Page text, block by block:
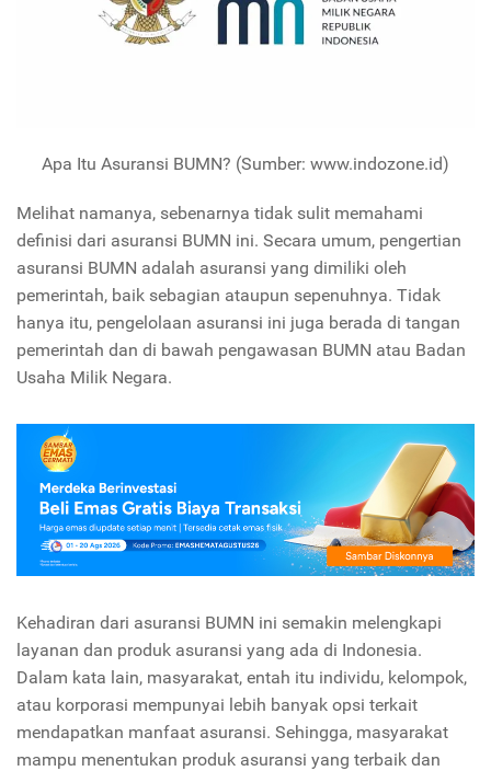
Apa Itu Asuransi BUMN? (Sumber: www.indozone.id)
Melihat namanya, sebenarnya tidak sulit memahami
definisi dari asuransi BUMN ini. Secara umum, pengertian
asuransi BUMN adalah asuransi yang dimiliki oleh
pemerintah, baik sebagian ataupun sepenuhnya. Tidak
hanya itu, pengelolaan asuransi ini juga berada di tangan
pemerintah dan di bawah pengawasan BUMN atau Badan
Usaha Milik Negara.
Kehadiran dari asuransi BUMN ini semakin melengkapi
layanan dan produk asuransi yang ada di Indonesia.
Dalam kata lain, masyarakat, entah itu individu, kelompok,
atau korporasi mempunyai lebih banyak opsi terkait
mendapatkan manfaat asuransi. Sehingga, masyarakat
mampu menentukan produk asuransi yang terbaik dan